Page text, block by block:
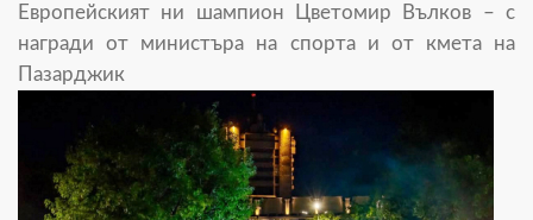
Европейският ни шампион Цветомир Вълков – с
награди от министъра на спорта и от кмета на
Пазарджик